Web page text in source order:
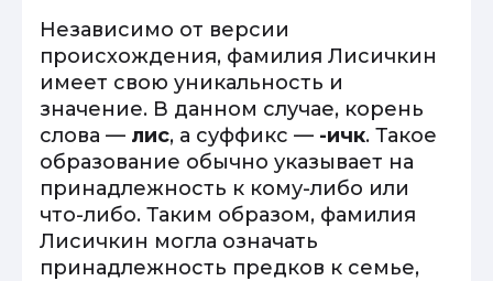
Независимо от версии
происхождения, фамилия Лисичкин
имеет свою уникальность и
значение. В данном случае, корень
слова — лис, а суффикс — -ичк. Такое
образование обычно указывает на
принадлежность к кому-либо или
что-либо. Таким образом, фамилия
Лисичкин могла означать
принадлежность предков к семье,